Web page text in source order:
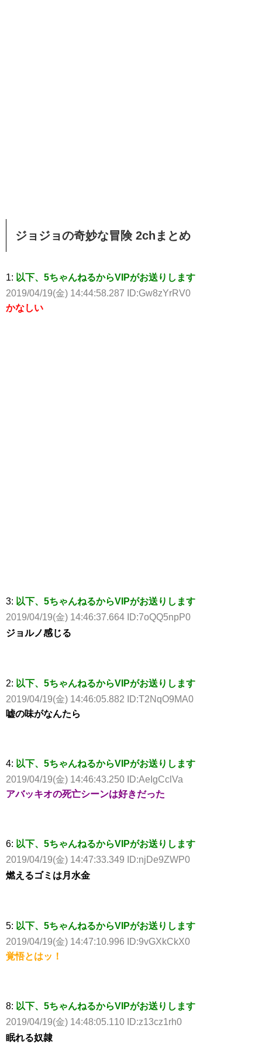
ジョジョの奇妙な冒険 2chまとめ
1: 以下、5ちゃんねるからVIPがお送りします
2019/04/19(金) 14:44:58.287 ID:Gw8zYrRV0
かなしい
3: 以下、5ちゃんねるからVIPがお送りします
2019/04/19(金) 14:46:37.664 ID:7oQQ5npP0
ジョルノ感じる
2: 以下、5ちゃんねるからVIPがお送りします
2019/04/19(金) 14:46:05.882 ID:T2NqO9MA0
嘘の味がなんたら
4: 以下、5ちゃんねるからVIPがお送りします
2019/04/19(金) 14:46:43.250 ID:AeIgCclVa
アバッキオの死亡シーンは好きだった
6: 以下、5ちゃんねるからVIPがお送りします
2019/04/19(金) 14:47:33.349 ID:njDe9ZWP0
燃えるゴミは月水金
5: 以下、5ちゃんねるからVIPがお送りします
2019/04/19(金) 14:47:10.996 ID:9vGXkCkX0
覚悟とはッ！
8: 以下、5ちゃんねるからVIPがお送りします
2019/04/19(金) 14:48:05.110 ID:z13cz1rh0
眠れる奴隷